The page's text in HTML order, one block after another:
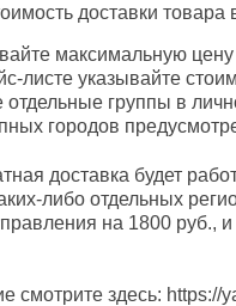
доставки
максимальную
листе указывайте
отдельные группы в
городов
доставка будет
либо отдельных
на 1800 руб.,
смотрите здесь: